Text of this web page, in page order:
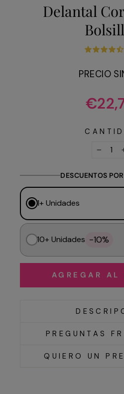
Delantal
PRECIO
Precio
habitual
DESCUENTOS
1+ Unidades
10+ Unidades -10%
AGREGAR AL
PREGUNTAS
QUIERO UN